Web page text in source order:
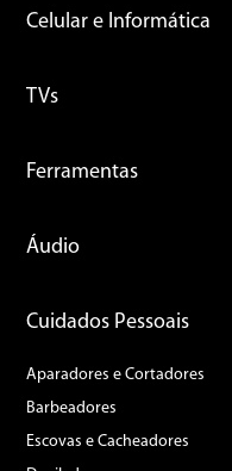
Celular e Informática
TVs
Ferramentas
Áudio
Cuidados Pessoais
Aparadores e Cortadores
Barbeadores
Escovas e Cacheadores